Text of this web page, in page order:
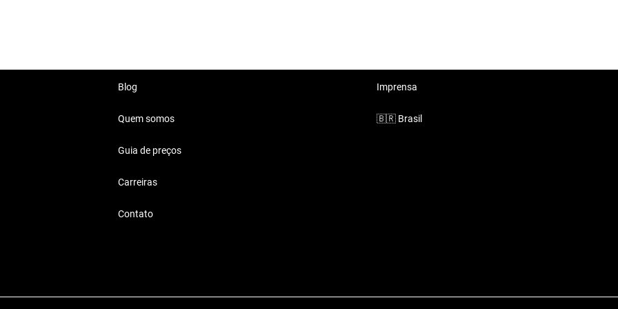
e conforto para
Blog
Quem somos
Guia de preços
Carreiras
Contato
Imprensa
🇧🇷 Brasil